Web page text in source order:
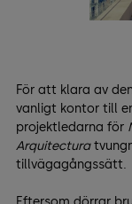
För att klara av
vanligt kontor till
projektledarna för
Arquitectura
tillvägagångssätt.